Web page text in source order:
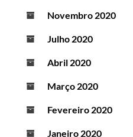
Novembro 2020
Julho 2020
Abril 2020
Março 2020
Fevereiro 2020
Janeiro 2020